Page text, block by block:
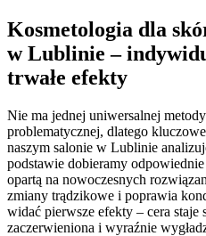
Kosmetologia dla
w Lublinie –
trwałe efekty
Nie ma jednej uniwersalnej
problematycznej, dlatego
naszym salonie w Lublinie
podstawie dobieramy
opartą na nowoczesnych
zmiany trądzikowe i poprawia
widać pierwsze efekty – cera staje
zaczerwieniona i wyraźnie